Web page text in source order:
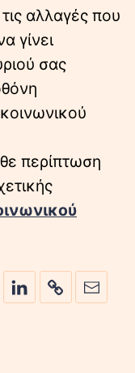
αλλαγές που
γίνει
σας
περίπτωση